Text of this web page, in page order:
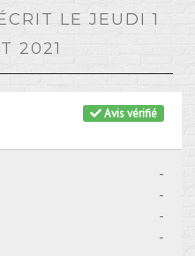
LE JEUDI 1
2021
Avis vérifié
-
-
-
-